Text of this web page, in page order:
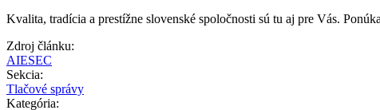
Kvalita, tradícia a prestížne slovenské spoločnosti sú tu aj pre Vás.
Zdroj článku:
AIESEC
Sekcia:
Tlačové správy
Kategória: